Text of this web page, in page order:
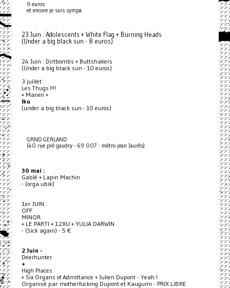
9 euros
et encore je suis sympa
23 Juin : Adolescents + White Flag + Burning Heads
(Under a big black sun - 8 euros)
24 Juin : Dirtbombs + Buttshakers
(Under a big black sun - 10 euros)
3 juillet :
Les Thugs !!!!
+ Marvin +
Iku
(under a big black sun - 10 euros)
GRND GERLAND
(40 rue pré gaudry - 69 007 - métro jean Jaurès)
30 mai :
Gablé + Lapin Machin
- (orga ubik)
1er JUIN :
OFF
MINOR
+ LE PARTI + 12XU + YULIA DARWIN
- (Sick again) - 5 €
2 Juin -
Deerhunter
+
High Places
+ Six Organs of Admittance + Julien Dupont - Yeah !
Organisé par motherfucking Dupont et Kaugumi - PRIX LIBRE